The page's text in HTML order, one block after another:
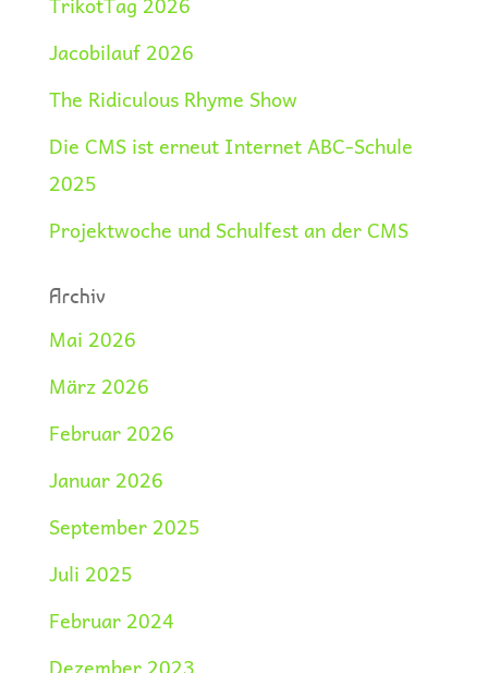
Jacobilauf 2026
The Ridiculous Rhyme Show
Die CMS ist erneut Internet ABC-Schule
2025
Projektwoche und Schulfest an der CMS
Archiv
Mai 2026
März 2026
Februar 2026
Januar 2026
September 2025
Juli 2025
Februar 2024